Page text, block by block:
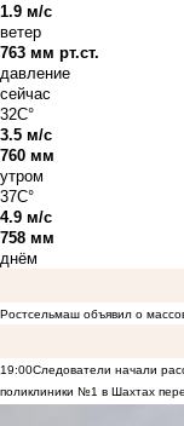
1.9 м/с
ветер
763 мм рт.ст.
давление
сейчас
32C°
3.5 м/с
760 мм
утром
37C°
4.9 м/с
758 мм
днём
Ростсельмаш объявил о
19:00Следователи начали
поликлиники №1 в Шахтах